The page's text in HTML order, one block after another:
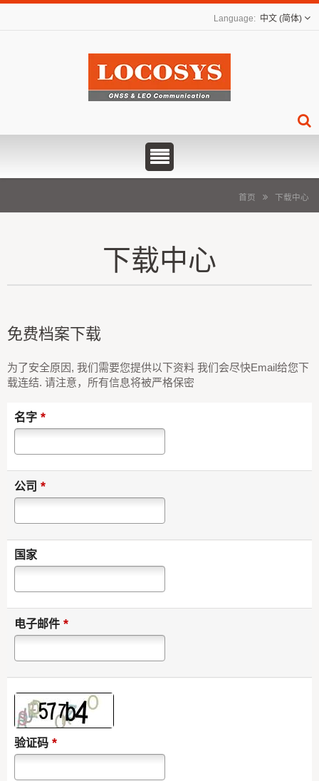
中文 (简体)
首页 下载中心
下载中心
免费档案下载
为了安全原因, 我们需要您提供以下资料 我们会尽快Email给您下
载连结. 请注意，所有信息将被严格保密
名字 *
公司 *
国家
电子邮件 *
验证码 *